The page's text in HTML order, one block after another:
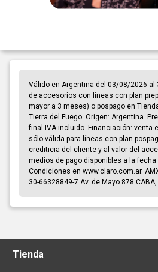
Válido en Argentina del 03/08/2026 al
de accesorios con líneas con plan
mayor a 3 meses) o pospago en
Tierra del Fuego. Origen: Argentina.
final IVA incluido. Financiación: venta
sólo válida para líneas con plan
crediticia del cliente y al valor del
medios de pago disponibles a la fecha
Condiciones en www.claro.com.ar.
30-66328849-7 Av. de Mayo 878 CABA,
Tienda